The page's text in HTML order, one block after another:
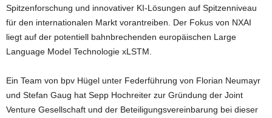
Spitzenforschung und innovativer KI-Lösungen auf Spitzenniveau
für den internationalen Markt vorantreiben. Der Fokus von NXAI
liegt auf der potentiell bahnbrechenden europäischen Large
Language Model Technologie xLSTM.
Ein Team von bpv Hügel unter Federführung von Florian Neumayr
und Stefan Gaug hat Sepp Hochreiter zur Gründung der Joint
Venture Gesellschaft und der Beteiligungsvereinbarung bei dieser